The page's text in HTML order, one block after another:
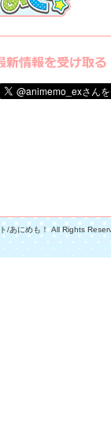
/あにめも！ All Rights